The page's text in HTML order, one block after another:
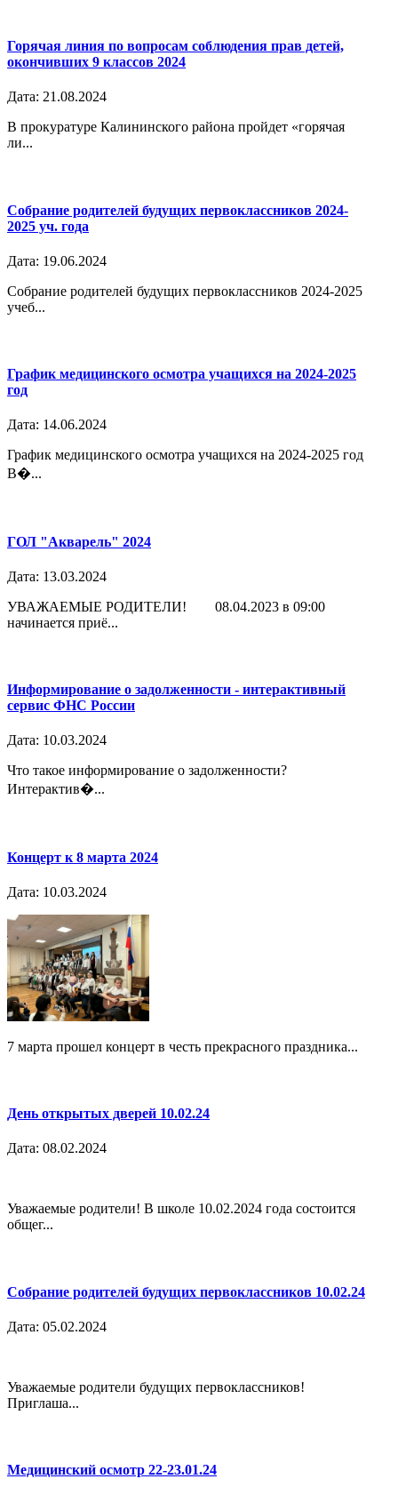
Горячая линия по вопросам соблюдения прав детей,
окончивших 9 классов 2024
Дата: 21.08.2024
В прокуратуре Калининского района пройдет «горячая
ли...
Собрание родителей будущих первоклассников 2024-
2025 уч. года
Дата: 19.06.2024
Собрание родителей будущих первоклассников 2024-2025
учеб...
График медицинского осмотра учащихся на 2024-2025
год
Дата: 14.06.2024
График медицинского осмотра учащихся на 2024-2025 год
В�...
ГОЛ "Акварель" 2024
Дата: 13.03.2024
УВАЖАЕМЫЕ РОДИТЕЛИ! 08.04.2023 в 09:00
начинается приё...
Информирование о задолженности - интерактивный
сервис ФНС России
Дата: 10.03.2024
Что такое информирование о задолженности?
Интерактив�...
Концерт к 8 марта 2024
Дата: 10.03.2024
7 марта прошел концерт в честь прекрасного праздника...
День открытых дверей 10.02.24
Дата: 08.02.2024
Уважаемые родители! В школе 10.02.2024 года состоится
общег...
Собрание родителей будущих первоклассников 10.02.24
Дата: 05.02.2024
Уважаемые родители будущих первоклассников!
Приглаша...
Медицинский осмотр 22-23.01.24